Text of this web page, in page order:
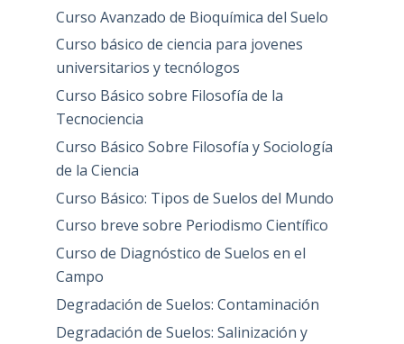
Curso Avanzado de Bioquímica del Suelo
Curso básico de ciencia para jovenes
universitarios y tecnólogos
Curso Básico sobre Filosofía de la
Tecnociencia
Curso Básico Sobre Filosofía y Sociología
de la Ciencia
Curso Básico: Tipos de Suelos del Mundo
Curso breve sobre Periodismo Científico
Curso de Diagnóstico de Suelos en el
Campo
Degradación de Suelos: Contaminación
Degradación de Suelos: Salinización y